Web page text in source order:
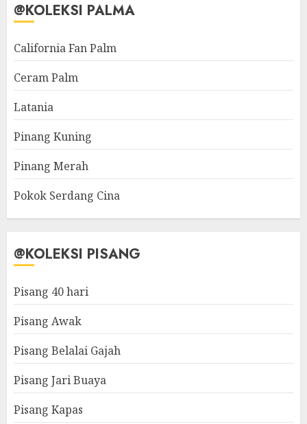
@KOLEKSI PALMA
California Fan Palm
Ceram Palm
Latania
Pinang Kuning
Pinang Merah
Pokok Serdang Cina
@KOLEKSI PISANG
Pisang 40 hari
Pisang Awak
Pisang Belalai Gajah
Pisang Jari Buaya
Pisang Kapas